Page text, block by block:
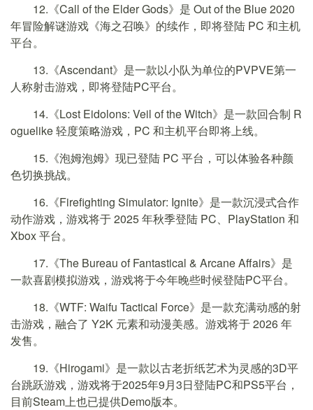
12.《Call of the Elder Gods》是 Out of the Blue 2020
年冒险解谜游戏《海之召唤》的续作，即将登陆 PC 和主机
平台。
13.《Ascendant》是一款以小队为单位的PVPVE第一
人称射击游戏，即将登陆PC平台。
14.《Lost Eidolons: Veil of the Witch》是一款回合制 R
oguelike 轻度策略游戏，PC 和主机平台即将上线。
15.《泡姆泡姆》现已登陆 PC 平台，可以体验各种颜
色切换挑战。
16.《Firefighting Simulator: Ignite》是一款沉浸式合作
动作游戏，游戏将于 2025 年秋季登陆 PC、PlayStation 和
Xbox 平台。
17.《The Bureau of Fantastical & Arcane Affairs》是
一款喜剧模拟游戏，游戏将于今年晚些时候登陆PC平台。
18.《WTF: Waifu Tactical Force》是一款充满动感的射
击游戏，融合了 Y2K 元素和动漫美感。游戏将于 2026 年
发售。
19.《Hirogami》是一款以古老折纸艺术为灵感的3D平
台跳跃游戏，游戏将于2025年9月3日登陆PC和PS5平台，
目前Steam上也已提供Demo版本。